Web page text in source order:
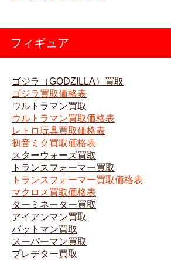
フィギュア
ゴジラ（GODZILLA）買取
ゴジラ買取価格表
ウルトラマン買取
ウルトラマン買取価格表
レトロ玩具買取価格表
初音ミク買取価格表
スターウォーズ買取
トランスフォーマー買取
トランスフォーマー買取価格表
マクロス買取価格表
ターミネーター買取
アイアンマン買取
バットマン買取
スーパーマン買取
プレデター買取